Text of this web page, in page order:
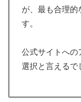
が、最も合理的
す。
公式サイトへの
選択と言えるで